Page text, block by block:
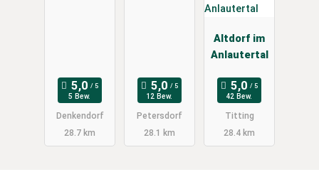
5 Bew.
Denkendorf
28.7 km
12 Bew.
Petersdorf
28.1 km
Altdorf im
Anlautertal
42 Bew.
Titting
28.4 km